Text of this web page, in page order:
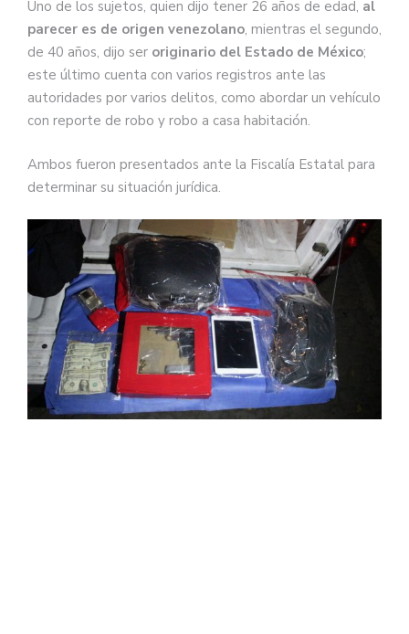
Uno de los sujetos, quien dijo tener 26 años de edad, al
parecer es de origen venezolano, mientras el segundo,
de 40 años, dijo ser originario del Estado de México;
este último cuenta con varios registros ante las
autoridades por varios delitos, como abordar un vehículo
con reporte de robo y robo a casa habitación.
Ambos fueron presentados ante la Fiscalía Estatal para
determinar su situación jurídica.